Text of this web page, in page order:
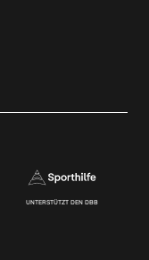
UNTERSTÜTZT DEN DBB